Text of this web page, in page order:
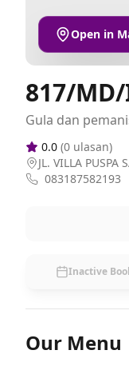
Open in
817/
Gula dan
0.0 (0 ulasan)
JL. VILLA PUSPA
083187582193
Inactive
Our Menu